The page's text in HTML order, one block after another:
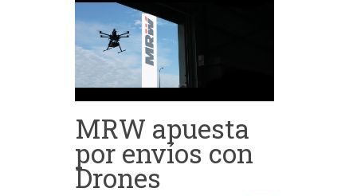
MRW apuesta
por envíos con
Drones